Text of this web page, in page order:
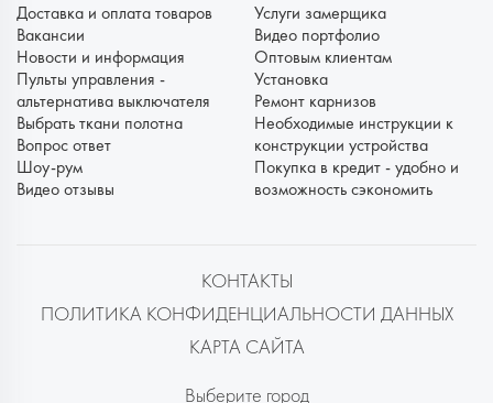
Доставка и оплата товаров
Вакансии
Новости и информация
Пульты управления -
альтернатива выключателя
Выбрать ткани полотна
Вопрос ответ
Шоу-рум
Видео отзывы
Услуги замерщика
Видео портфолио
Оптовым клиентам
Установка
Ремонт карнизов
Необходимые инструкции к
конструкции устройства
Покупка в кредит - удобно и
возможность сэкономить
КОНТАКТЫ
ПОЛИТИКА КОНФИДЕНЦИАЛЬНОСТИ ДАННЫХ
КАРТА САЙТА
Выберите город